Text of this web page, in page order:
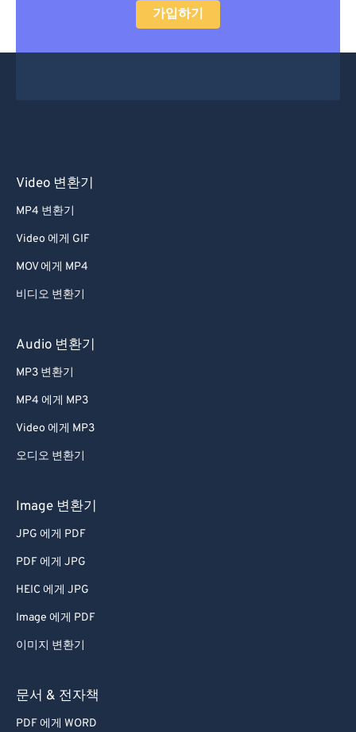
가입하기
Video 변환기
MP4 변환기
Video 에게 GIF
MOV 에게 MP4
비디오 변환기
Audio 변환기
MP3 변환기
MP4 에게 MP3
Video 에게 MP3
오디오 변환기
Image 변환기
JPG 에게 PDF
PDF 에게 JPG
HEIC 에게 JPG
Image 에게 PDF
이미지 변환기
문서 & 전자책
PDF 에게 WORD